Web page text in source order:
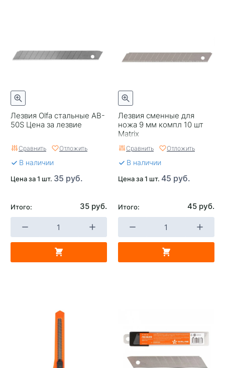
Лезвия Olfa стальные AB-
50S Цена за лезвие
Сравнить Отложить
В наличии
Цена за 1 шт. 35 руб.
Итого: 35 руб.
Лезвия сменные для
ножа 9 мм компл 10 шт
Matrix
Сравнить Отложить
В наличии
Цена за 1 шт. 45 руб.
Итого: 45 руб.